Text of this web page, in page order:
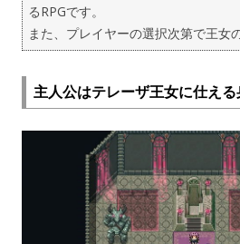
るRPGです。
また、プレイヤーの選択次第で王女
主人公はテレーザ王女に仕え